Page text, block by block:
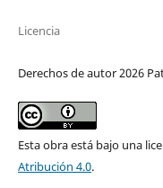
Licencia
Derechos de autor 2026
Esta obra está bajo una
Atribución 4.0.